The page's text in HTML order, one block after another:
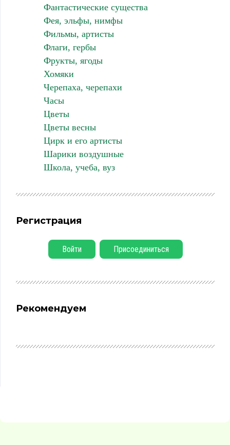
Фантастические существа
Фея, эльфы, нимфы
Фильмы, артисты
Флаги, гербы
Фрукты, ягоды
Хомяки
Черепаха, черепахи
Часы
Цветы
Цветы весны
Цирк и его артисты
Шарики воздушные
Школа, учеба, вуз
Регистрация
Войти Присоединиться
Рекомендуем